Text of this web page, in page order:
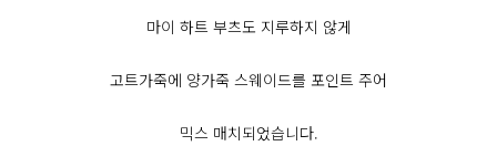
마이 하트 부츠도 지루하지 않게
고트가죽에 양가죽 스웨이드를 포인트 주어
믹스 매치되었습니다.